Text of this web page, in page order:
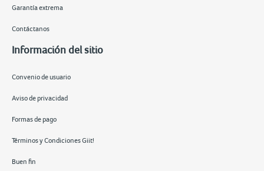
Garantía extrema
Contáctanos
Información del sitio
Convenio de usuario
Aviso de privacidad
Formas de pago
Términos y Condiciones Giit!
Buen fin